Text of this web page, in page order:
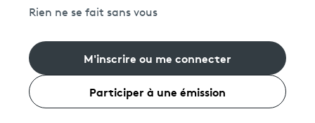
Rien ne se fait sans vous
M'inscrire ou me connecter
Participer à une émission